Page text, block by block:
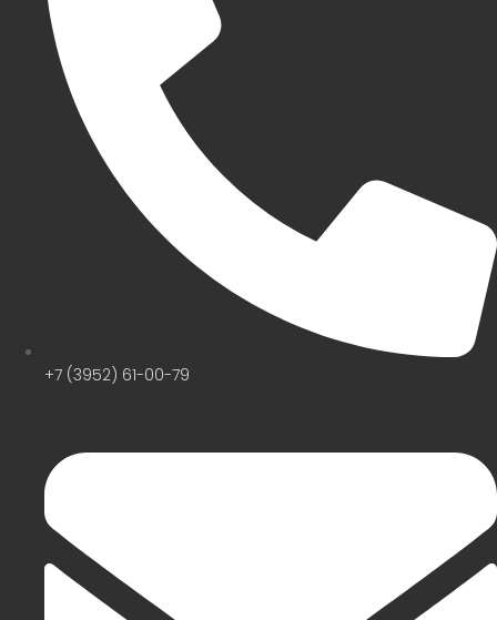
+7 (3952) 61-00-79